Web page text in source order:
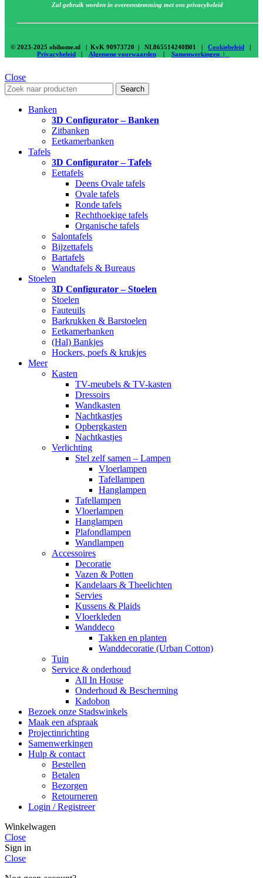
Zal gebruik worden in overeenstemming met ons privacybeleid
© 2023-2025 obihome.nl | KvK 90973720 | NL865514240B01 | Cookiebeleid
Privacybeleid
Algemene voorwaarden Samenwerkingen |
Close
Search
Banken
3D Configurator – Banken
Zitbanken
Eetkamerbanken
Tafels
3D Configurator – Tafels
Eettafels
Deens Ovale tafels
Ovale tafels
Ronde tafels
Rechthoekige tafels
Organische tafels
Salontafels
Bijzettafels
Bartafels
Wandtafels & Bureaus
Stoelen
3D Configurator – Stoelen
Stoelen
Fauteuils
Barkrukken & Barstoelen
Eetkamerbanken
(Hal) Bankjes
Hockers, poefs & krukjes
Meer
Kasten
TV-meubels & TV-kasten
Dressoirs
Wandkasten
Nachtkastjes
Opbergkasten
Nachtkastjes
Verlichting
Stel zelf samen – Lampen
Vloerlampen
Tafellampen
Hanglampen
Tafellampen
Vloerlampen
Hanglampen
Plafondlampen
Wandlampen
Accessoires
Decoratie
Vazen & Potten
Kandelaars & Theelichten
Servies
Kussens & Plaids
Vloerkleden
Wanddeco
Takken en planten
Wanddecoratie (Urban Cotton)
Tuin
Service & onderhoud
All In House
Onderhoud & Bescherming
Kadobon
Bezoek onze Stadswinkels
Maak een afspraak
Projectinrichting
Samenwerkingen
Hulp & contact
Bestellen
Betalen
Bezorgen
Retourneren
Login / Registreer
Winkelwagen
Close
Sign in
Close